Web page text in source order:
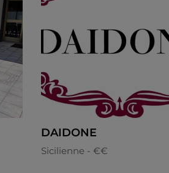
DAIDONE
Sicilienne - €€